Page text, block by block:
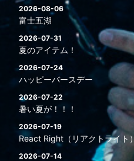
2026-08-06
富士五湖
2026-07-31
夏のアイテム！
2026-07-24
ハッピーバースデー
2026-07-22
暑い夏が！！！
2026-07-19
React Right（リアクトライト）
2026-07-14